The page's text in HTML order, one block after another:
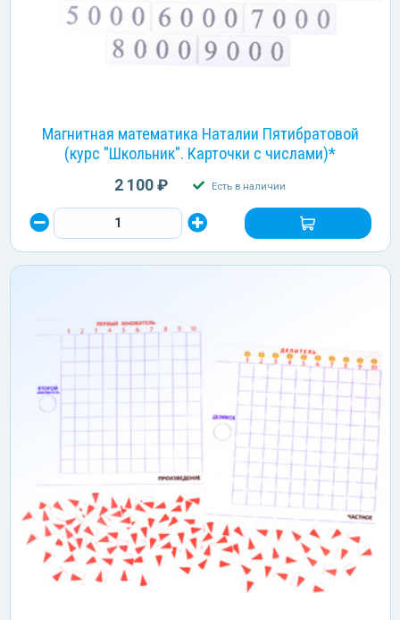
Магнитная математика Наталии Пятибратовой
(курс "Школьник". Карточки с числами)*
2 100 ₽ Есть в наличии